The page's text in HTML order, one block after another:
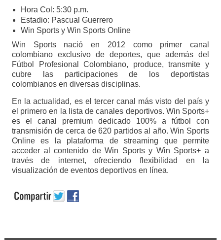
Hora Col: 5:30 p.m.
Estadio: Pascual Guerrero
Win Sports y Win Sports Online
Win Sports nació en 2012 como primer canal
colombiano exclusivo de deportes, que además del
Fútbol Profesional Colombiano, produce, transmite y
cubre las participaciones de los deportistas
colombianos en diversas disciplinas.
En la actualidad, es el tercer canal más visto del país y
el primero en la lista de canales deportivos. Win Sports+
es el canal premium dedicado 100% a fútbol con
transmisión de cerca de 620 partidos al año. Win Sports
Online es la plataforma de streaming que permite
acceder al contenido de Win Sports y Win Sports+ a
través de internet, ofreciendo flexibilidad en la
visualización de eventos deportivos en línea.